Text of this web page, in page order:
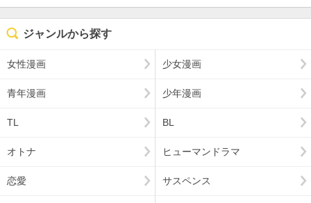
ジャンルから探す
女性漫画 少女漫画
青年漫画 少年漫画
TL BL
オトナ ヒューマンドラマ
恋愛 サスペンス